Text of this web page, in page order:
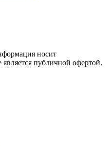
носит
публичной офертой.